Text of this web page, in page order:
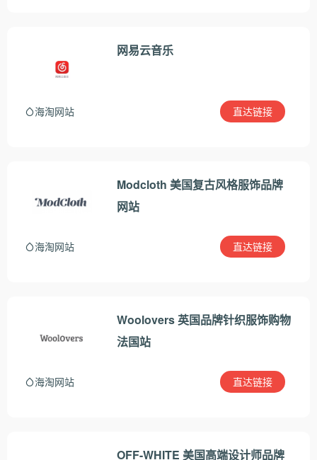
网易云音乐
海淘网站 直达链接
Modcloth 美国复古风格服饰品牌
网站
海淘网站 直达链接
Woolovers 英国品牌针织服饰购物
法国站
海淘网站 直达链接
OFF-WHITE 美国高端设计师品牌